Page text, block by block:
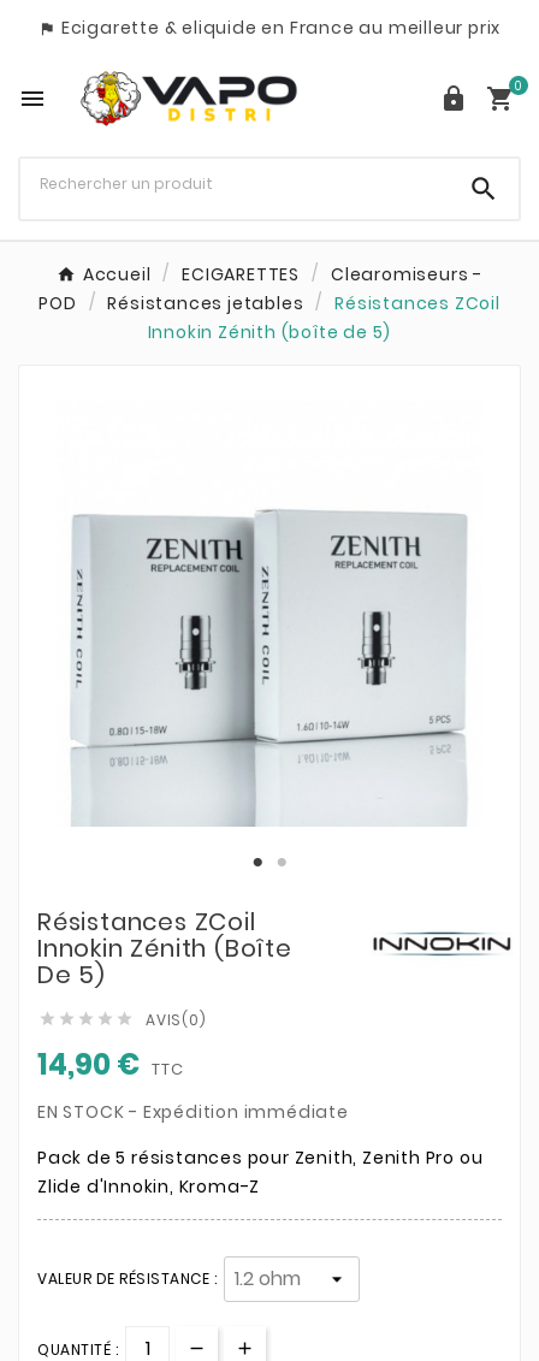
 Ecigarette & eliquide en France au meilleur prix
  0

Accueil ECIGARETTES
Clearomiseurs -
POD
Résistances jetables
Résistances ZCoil
Innokin Zénith (boîte de 5)
Résistances ZCoil
Innokin Zénith (boîte
De 5)
     AVIS(0)
14,90 € TTC
EN STOCK - Expédition immédiate
Pack de 5 résistances pour Zenith, Zenith Pro ou
Zlide d'Innokin, Kroma-Z
VALEUR DE RÉSISTANCE :
QUANTITÉ :